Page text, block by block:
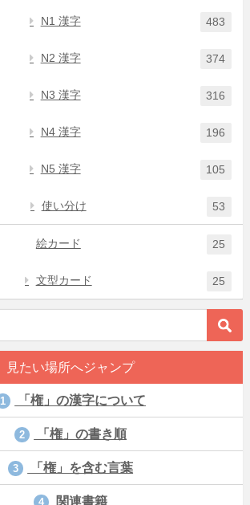
N1 漢字 483
N2 漢字 374
N3 漢字 316
N4 漢字 196
N5 漢字 105
使い分け 53
絵カード 25
文型カード 25
見たい場所へジャンプ
1 「権」の漢字について
2 「権」の書き順
3 「権」を含む言葉
4 関連書籍